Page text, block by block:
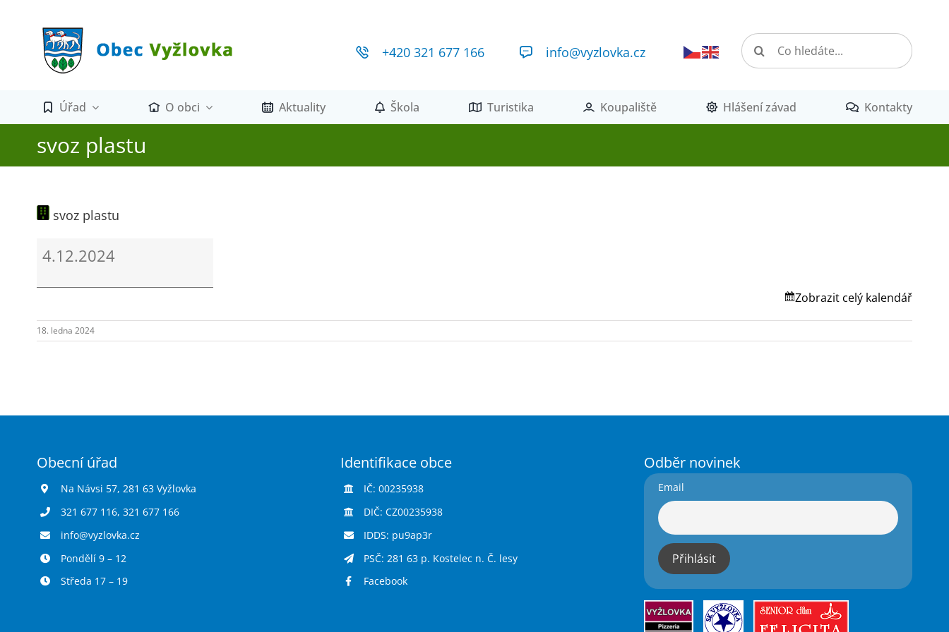
+420 321 677 166 info@vyzlovka.cz
Hledat:
Úřad O obci Aktuality Škola Turistika Koupaliště Hlášení závad Kontakty
svoz plastu
svoz plastu
plastu
4.12.2024
Zobrazit celý kalendář
18. ledna 2024
Obecní úřad
Na Návsi 57, 281 63 Vyžlovka
321 677 116, 321 677 166
info@vyzlovka.cz
Pondělí 9 – 12
Středa 17 – 19
Identifikace obce
IČ: 00235938
DIČ: CZ00235938
IDDS: pu9ap3r
PSČ: 281 63 p. Kostelec n. Č. lesy
Facebook
Odběr novinek
Email